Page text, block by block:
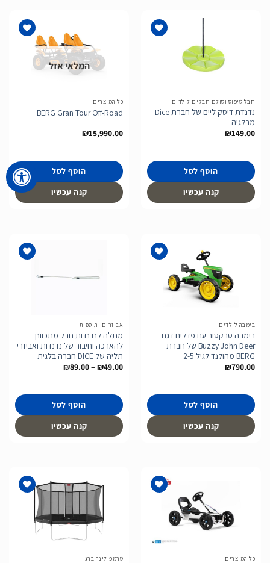
חבל טיפוס וסולם חבלים לילדים
נדנדת דיסק ליים של חברת Dice
מבלגיה
₪149.00
הוסף לסל
קנה עכשיו
המלאי אזל
כל המוצרים
BERG Gran Tour Off-Road
₪15,990.00
הוסף לסל
קנה עכשיו
בימבה לילדים
בימבה טרקטור עם פדלים דגם
Buzzy John Deer של חברת
BERG מהולנד לגיל 2-5
₪790.00
הוסף לסל
קנה עכשיו
אביזרים ותוספות
מתלה לנדנדות חבל מתכוונן
להארכה וחיבור של נדנדות ואביזרי
תליה של DICE חברה בלגית
₪49.00
–
₪89.00 טווח
⁦₪89.00⁩
הוסף לסל
קנה עכשיו
המשאלות
כל המוצרים טרמפולינה ברג